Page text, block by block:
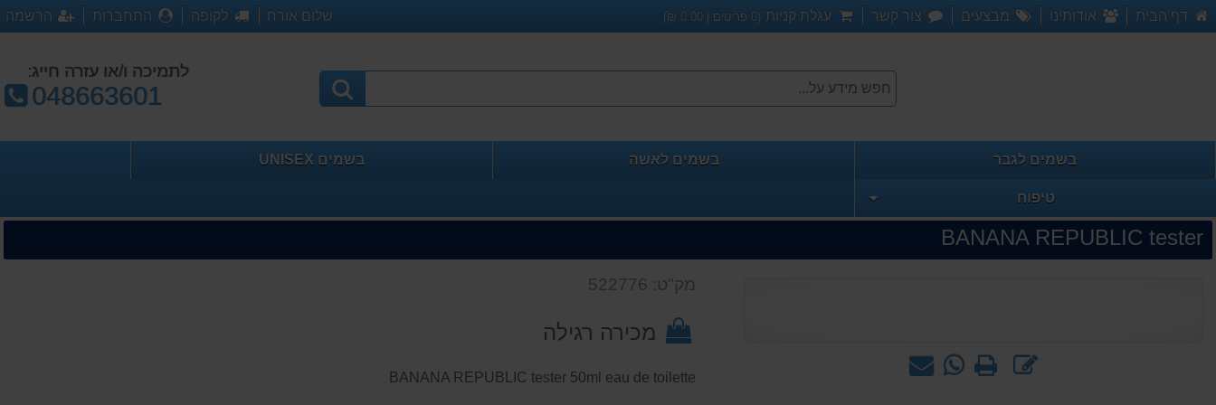
דף הבית אודותינו מבצעים צור קשר עגלת קניות (
0 פריטים | 0.00
₪) שלום אורח לקופה התחברות הרשמה
לתמיכה ו/או עזרה חייג:
טלפון:
048663601
בשמים לגבר בשמים לאשה בשמים UNISEX
טיפוח
BANANA REPUBLIC tester
שאל WhatsApp
הדפס
מק"ט: 522776
מכירה רגילה
BANANA REPUBLIC tester 50ml eau de toilette